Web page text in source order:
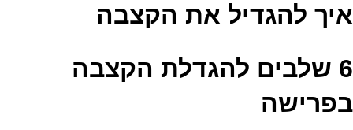
איך להגדיל את הקצבה
6 שלבים להגדלת הקצבה
בפרישה